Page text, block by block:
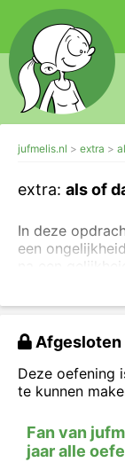
jufmelis.nl extra
extra: als of
In deze
een
na een
oefeningen
Vul het juiste
Afgesloten
Deze oefening
te kunnen
Fan van
jaar alle